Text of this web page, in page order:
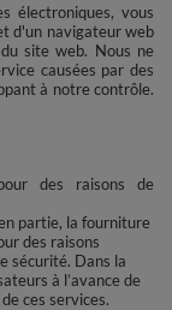
électroniques, vous
d'un navigateur web
site web. Nous ne
causées par des
à notre contrôle.
des raisons de
partie, la fourniture
des raisons
sécurité. Dans la
à l’avance de
ces services.